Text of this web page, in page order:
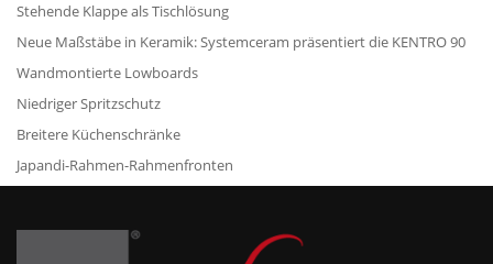
Stehende Klappe als Tischlösung
Neue Maßstäbe in Keramik: Systemceram präsentiert die KENTRO 90
Wandmontierte Lowboards
Niedriger Spritzschutz
Breitere Küchenschränke
Japandi-Rahmen-Rahmenfronten